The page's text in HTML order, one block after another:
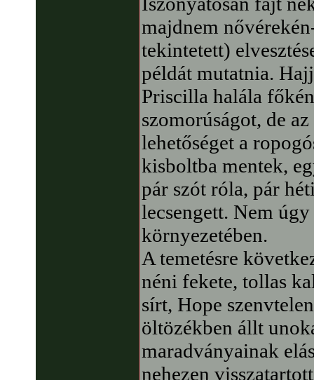
majdnem
tekintetett)
példát mutatnia.
Priscilla halála
szomorúságot, de
lehetőséget a
kisboltba mentek,
pár szót róla, pár
lecsengett. Nem
környezetében.
A temetésre
néni fekete, tollas
sírt, Hope
öltözékben állt
maradványainak
nehezen